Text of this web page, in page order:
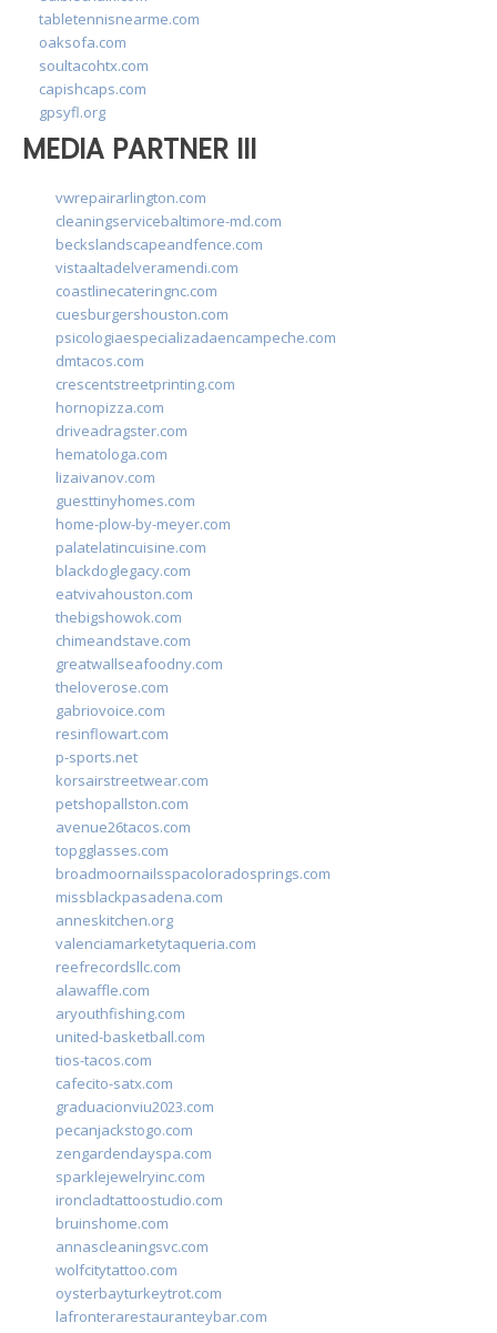
tabletennisnearme.com
oaksofa.com
soultacohtx.com
capishcaps.com
gpsyfl.org
MEDIA PARTNER III
vwrepairarlington.com
cleaningservicebaltimore-md.com
beckslandscapeandfence.com
vistaaltadelveramendi.com
coastlinecateringnc.com
cuesburgershouston.com
psicologiaespecializadaencampeche.com
dmtacos.com
crescentstreetprinting.com
hornopizza.com
driveadragster.com
hematologa.com
lizaivanov.com
guesttinyhomes.com
home-plow-by-meyer.com
palatelatincuisine.com
blackdoglegacy.com
eatvivahouston.com
thebigshowok.com
chimeandstave.com
greatwallseafoodny.com
theloverose.com
gabriovoice.com
resinflowart.com
p-sports.net
korsairstreetwear.com
petshopallston.com
avenue26tacos.com
topgglasses.com
broadmoornailsspacoloradosprings.com
missblackpasadena.com
anneskitchen.org
valenciamarketytaqueria.com
reefrecordsllc.com
alawaffle.com
aryouthfishing.com
united-basketball.com
tios-tacos.com
cafecito-satx.com
graduacionviu2023.com
pecanjackstogo.com
zengardendayspa.com
sparklejewelryinc.com
ironcladtattoostudio.com
bruinshome.com
annascleaningsvc.com
wolfcitytattoo.com
oysterbayturkeytrot.com
lafronterarestauranteybar.com